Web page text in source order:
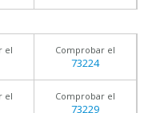
el Comprobar el
73224
el Comprobar el
73229